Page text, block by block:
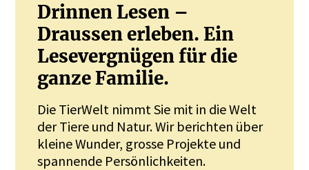
Drinnen Lesen –
Draussen erleben. Ein
Lesevergnügen für die
ganze Familie.
Die TierWelt nimmt Sie mit in die Welt
der Tiere und Natur. Wir berichten über
kleine Wunder, grosse Projekte und
spannende Persönlichkeiten.